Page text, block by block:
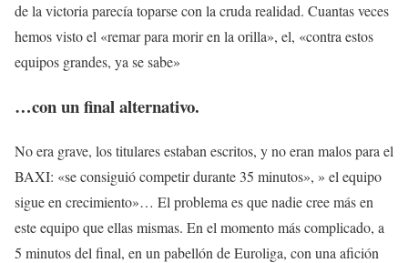
de la victoria parecía toparse con la cruda realidad. Cuantas veces
hemos visto el «remar para morir en la orilla», el, «contra estos
equipos grandes, ya se sabe»
…con un final alternativo.
No era grave, los titulares estaban escritos, y no eran malos para el
BAXI: «se consiguió competir durante 35 minutos», » el equipo
sigue en crecimiento»… El problema es que nadie cree más en
este equipo que ellas mismas. En el momento más complicado, a
5 minutos del final, en un pabellón de Euroliga, con una afición